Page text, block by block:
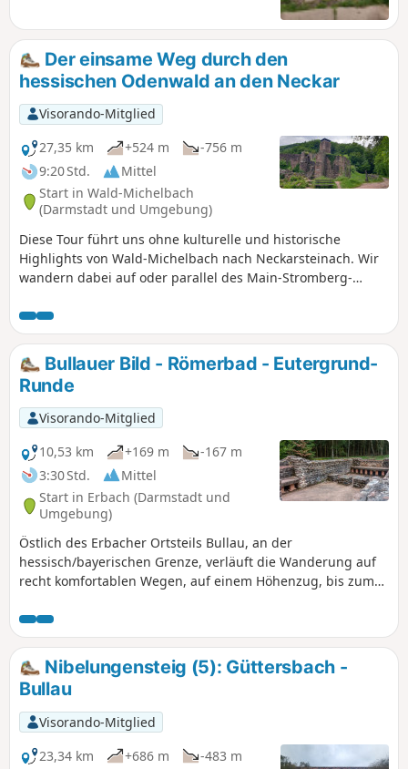
durch den Odenwald und damit durch
drei Bundesländer (Hessen, Bayern,
Baden-Württemberg) führt. Unsere
Aufteilung unterscheidet sich von den
offiziellen Etappen. Wir haben teilweise
kürzere Touren gewählt, einige kurze
zusätzliche Meter gemacht und
teilweise an anderen Orten
übernachtet. Beachte bei der
Tourenplanung die Unterkunfts-,
Einkehr- und
Verpflegungsmöglichkeiten, die nicht
immer vorhanden sind.
Der einsame Weg durch den
hessischen Odenwald an den Neckar
Visorando-Mitglied
27,35 km
+524 m
-756 m
9:20 Std.
Mittel
Start in Wald-Michelbach
(Darmstadt und Umgebung)
Diese Tour führt uns ohne kulturelle und historische
Highlights von Wald-Michelbach nach Neckarsteinach. Wir
wandern dabei auf oder parallel des Main-Stromberg-
und schwerpunktmäßig auf Waldpfaden oder zumindest
auf unbefestigten Forstwegen zu wandern. Die Strecke
eignet sich hervorragend, um abzuschalten und einfach
nur zu gehen - keine Sehenswürdigkeiten, keine
Einkehrmöglichkeiten und überhaupt nichts, was ablenkt
auf der Strecke. Dafür kaum Höhenunterschiede und am
Ende der Strecke bieten die Burgen rund um
Neckarsteinach dann doch noch ein kleines Highlight.
Bullauer Bild - Römerbad - Eutergrund-
Runde
Visorando-Mitglied
10,53 km
+169 m
-167 m
3:30 Std.
Mittel
Start in Erbach (Darmstadt und
Umgebung)
Östlich des Erbacher Ortsteils Bullau, an der
hessisch/bayerischen Grenze, verläuft die Wanderung auf
recht komfortablen Wegen, auf einem Höhenzug, bis zum
einige Höhenmeter abwärts in das Naturschutzgebiet
„Eutergrund bei Bullau“. Direkt nach Bullau steigt die
Wanderung über meist schmale Pfade wieder auf, bis zum
Parkplatz am Ausgangspunkt.
Nibelungensteig (5): Güttersbach -
Bullau
Visorando-Mitglied
23,34 km
+686 m
-483 m